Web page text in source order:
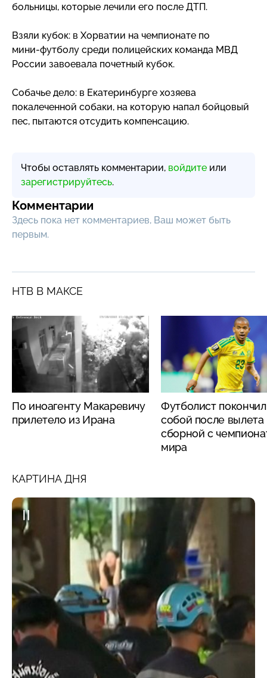
больницы, которые лечили его после ДТП.
Взяли кубок: в Хорватии на чемпионате по
мини-футболу среди полицейских команда МВД
России завоевала почетный кубок.
Собачье дело: в Екатеринбурге хозяева
покалеченной собаки, на которую напал бойцовый
пес, пытаются отсудить компенсацию.
Чтобы оставлять комментарии, войдите или
зарегистрируйтесь.
Комментарии
Здесь пока нет комментариев, Ваш может быть
первым.
НТВ В МАКСЕ
По иноагенту Макаревичу
прилетело из Ирана
Футболист
собой после вылета
сборной с
мира
КАРТИНА ДНЯ